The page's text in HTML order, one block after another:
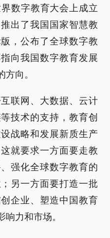
数字教育大会上成立
出了我国国家智慧教
，公布了全球数字教
向我国数字教育发展
向。
联网、大数据、云计
技术的支持，教育创
战略和发展新质生产
就要求一方面要走教
强化全球数字教育的
另一方面要打造一批
企业、塑造中国教育
力和市场。